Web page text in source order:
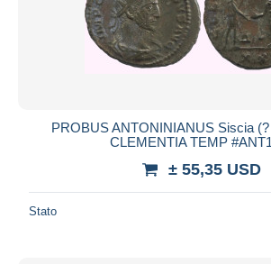
PROBUS ANTONINIANUS Siscia
CLEMENTIA TEMP
± 55,35 USD
Stato